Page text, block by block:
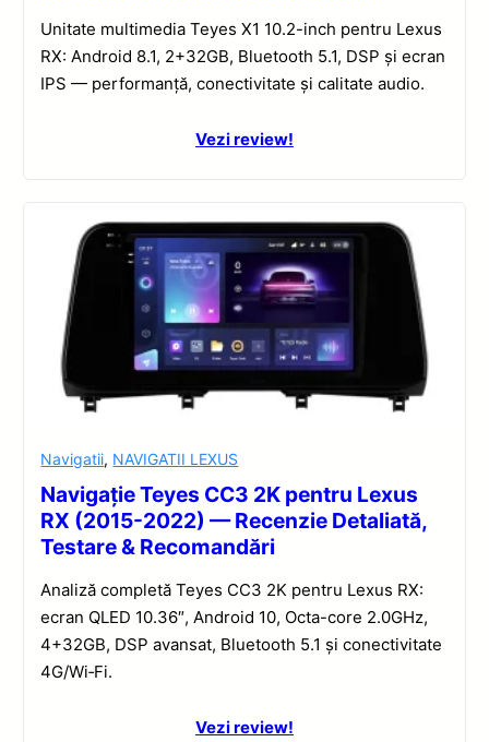
Unitate multimedia Teyes X1 10.2-inch pentru Lexus
RX: Android 8.1, 2+32GB, Bluetooth 5.1, DSP și ecran
IPS — performanță, conectivitate și calitate audio.
Vezi review!
Navigatii, NAVIGATII LEXUS
Navigație Teyes CC3 2K pentru Lexus
RX (2015-2022) — Recenzie Detaliată,
Testare & Recomandări
Analiză completă Teyes CC3 2K pentru Lexus RX:
ecran QLED 10.36″, Android 10, Octa-core 2.0GHz,
4+32GB, DSP avansat, Bluetooth 5.1 și conectivitate
4G/Wi‑Fi.
Vezi review!